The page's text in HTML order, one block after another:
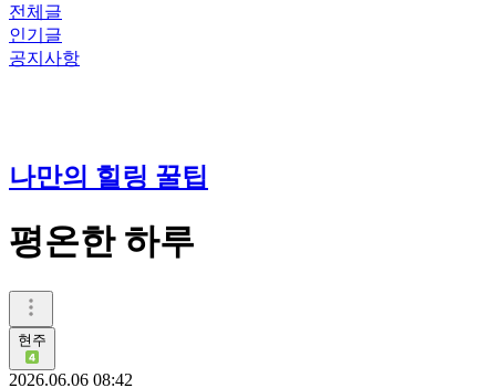
전체글
인기글
공지사항
나만의 힐링 꿀팁
평온한 하루
현주
2026.06.06 08:42